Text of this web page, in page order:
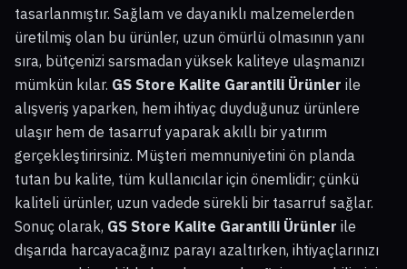
tasarlanmıştır. Sağlam ve dayanıklı malzemelerden
üretilmiş olan bu ürünler, uzun ömürlü olmasının yanı
sıra, bütçenizi sarsmadan yüksek kaliteye ulaşmanızı
mümkün kılar. GS Store Kalite Garantili Ürünler ile
alışveriş yaparken, hem ihtiyaç duyduğunuz ürünlere
ulaşır hem de tasarruf yaparak akıllı bir yatırım
gerçekleştirirsiniz. Müşteri memnuniyetini ön planda
tutan bu kalite, tüm kullanıcılar için önemlidir; çünkü
kaliteli ürünler, uzun vadede sürekli bir tasarruf sağlar.
Sonuç olarak, GS Store Kalite Garantili Ürünler ile
dışarıda harcayacağınız parayı azaltırken, ihtiyaçlarınızı